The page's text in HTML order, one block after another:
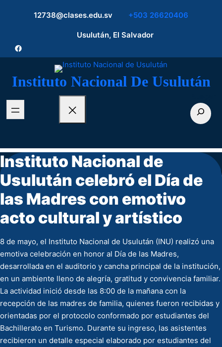
12738@clases.edu.sv +503 26620406
Usulután, El Salvador
Facebook
Instituto Nacional De Usulután
Instituto Nacional de
Usulután celebró el Día de
las Madres con emotivo
acto cultural y artístico
8 de mayo, el Instituto Nacional de Usulután (INU) realizó una
emotiva celebración en honor al Día de las Madres,
desarrollada en el auditorio y cancha principal de la institución,
en un ambiente lleno de alegría, gratitud y convivencia familiar.
La actividad inició desde las 8:00 de la mañana con la
recepción de las madres de familia, quienes fueron recibidas y
orientadas por el protocolo conformado por estudiantes del
Bachillerato en Turismo. Durante su ingreso, las asistentes
recibieron un detalle especial elaborado por estudiantes del